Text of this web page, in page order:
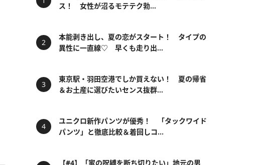
ス！ 女性が沼るモテテク勃...
本能剥き出し、夏の恋がスタート！ タイプの
異性に一直線♡ 早くも走り出...
東京駅・羽田空港でしか買えない！ 夏の帰省
＆お土産に選びたいセンス抜群...
ユニクロ新作パンツが優秀！ 「タックワイド
パンツ」と徹底比較＆着回しコ...
【#4】「家の呪縛を断ち切りたい」地元の男